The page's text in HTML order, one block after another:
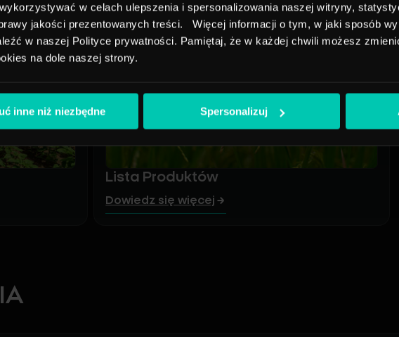
w celach ulepszenia i spersonalizowania naszej witryny,
jakości prezentowanych treści. Więcej informacji o tym, w jaki sposób
w naszej Polityce prywatności. Pamiętaj, że w każdej chwili możesz
na dole naszej strony.
inne niż niezbędne Spersonalizuj
Lista Produktów
Dowiedz się więcej